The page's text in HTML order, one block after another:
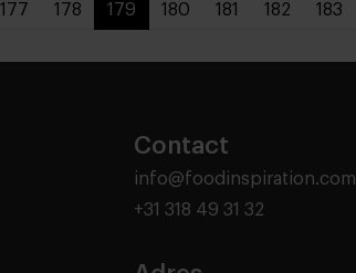
177 178 179 180 181 182 183
Contact
info@foodinspiration.com
+31 318 49 31 32